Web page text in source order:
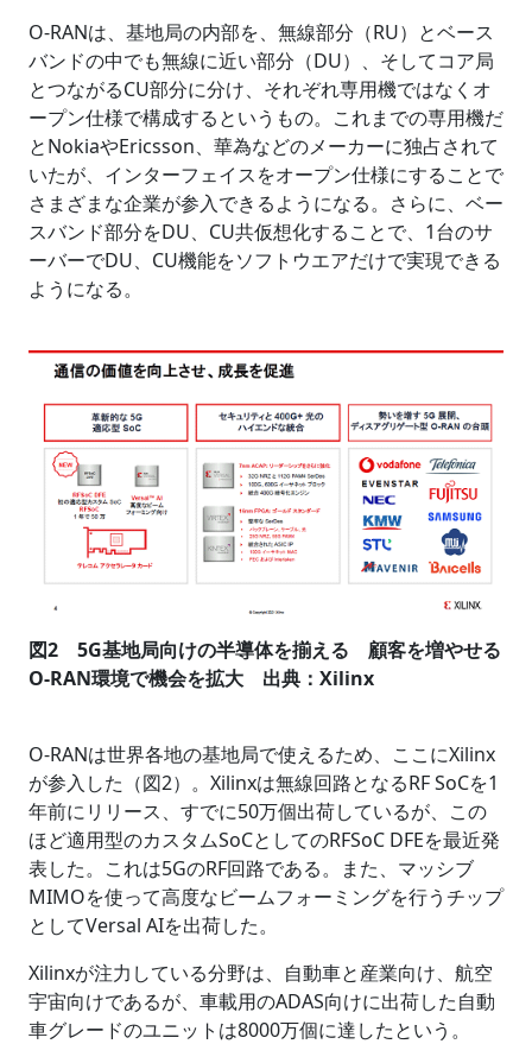
O-RANは、基地局の内部を、無線部分（RU）とベース
バンドの中でも無線に近い部分（DU）、そしてコア局
とつながるCU部分に分け、それぞれ専用機ではなくオ
ープン仕様で構成するというもの。これまでの専用機だ
とNokiaやEricsson、華為などのメーカーに独占されて
いたが、インターフェイスをオープン仕様にすることで
さまざまな企業が参入できるようになる。さらに、ベー
スバンド部分をDU、CU共仮想化することで、1台のサ
ーバーでDU、CU機能をソフトウエアだけで実現できる
ようになる。
図2 5G基地局向けの半導体を揃える 顧客を増やせる
O-RAN環境で機会を拡大 出典：Xilinx
O-RANは世界各地の基地局で使えるため、ここにXilinx
が参入した（図2）。Xilinxは無線回路となるRF SoCを1
年前にリリース、すでに50万個出荷しているが、この
ほど適用型のカスタムSoCとしてのRFSoC DFEを最近発
表した。これは5GのRF回路である。また、マッシブ
MIMOを使って高度なビームフォーミングを行うチップ
としてVersal AIを出荷した。
Xilinxが注力している分野は、自動車と産業向け、航空
宇宙向けであるが、車載用のADAS向けに出荷した自動
車グレードのユニットは8000万個に達したという。